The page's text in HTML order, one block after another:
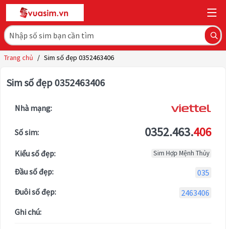
Trang chủ / Sim số đẹp 0352463406
Sim số đẹp 0352463406
Nhà mạng:
Số sim: 0352.463.406
Kiểu số đẹp: Sim Hợp Mệnh Thủy
Đầu số đẹp:
035
Đuôi số đẹp:
2463406
Ghi chú: